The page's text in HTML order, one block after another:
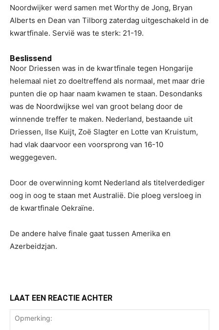
Noordwijker werd samen met Worthy de Jong, Bryan
Alberts en Dean van Tilborg zaterdag uitgeschakeld in de
kwartfinale. Servië was te sterk: 21-19.
Beslissend
Noor Driessen was in de kwartfinale tegen Hongarije
helemaal niet zo doeltreffend als normaal, met maar drie
punten die op haar naam kwamen te staan. Desondanks
was de Noordwijkse wel van groot belang door de
winnende treffer te maken. Nederland, bestaande uit
Driessen, Ilse Kuijt, Zoë Slagter en Lotte van Kruistum,
had vlak daarvoor een voorsprong van 16-10
weggegeven.
Door de overwinning komt Nederland als titelverdediger
oog in oog te staan met Australië. Die ploeg versloeg in
de kwartfinale Oekraïne.
De andere halve finale gaat tussen Amerika en
Azerbeidzjan.
LAAT EEN REACTIE ACHTER